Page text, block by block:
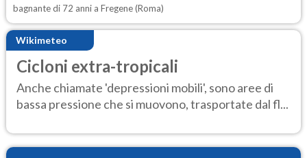
bagnante di 72 anni a Fregene (Roma)
Wikimeteo
Cicloni extra-tropicali
Anche chiamate 'depressioni mobili', sono aree di
bassa pressione che si muovono, trasportate dal fl...